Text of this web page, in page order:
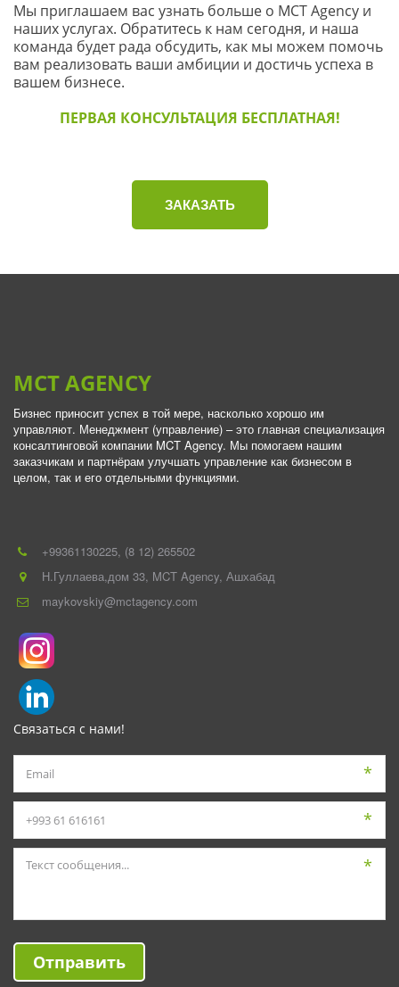
Мы приглашаем вас узнать больше о МСТ Agency и
наших услугах. Обратитесь к нам сегодня, и наша
команда будет рада обсудить, как мы можем помочь
вам реализовать ваши амбиции и достичь успеха в
вашем бизнесе.
ПЕРВАЯ КОНСУЛЬТАЦИЯ БЕСПЛАТНАЯ!
ЗАКАЗАТЬ
MCT AGENCY
Бизнес приносит успех в той мере, насколько хорошо им
управляют. Менеджмент (управление) – это главная специализация
консалтинговой компании MCT Agency. Мы помогаем нашим
заказчикам и партнёрам улучшать управление как бизнесом в
целом, так и его отдельными функциями.
+99361130225, (8 12) 265502
Н.Гуллаева,дом 33, MCT Agency, Ашхабад
maykovskiy@mctagency.com
Связаться с нами!
*
*
*
Отправить